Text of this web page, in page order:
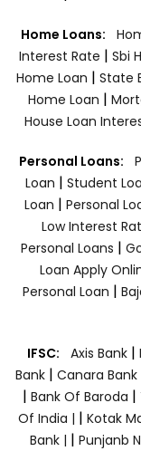
Home Loans:
Interest Rate | Sbi
Home Loan | State
Home Loan |
House Loan
Personal Loans:
Loan | Student
Loan | Personal
Low Interest
Personal Loans |
Loan Apply
Personal Loan |
IFSC: Axis Bank |
Bank| Canara Bank
| Bank Of Baroda |
Of India | | Kotak
Bank | | Punjanb